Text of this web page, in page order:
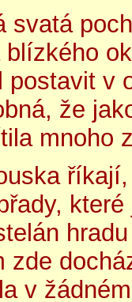
svatá
postavit v
že
mnoho
zde
v